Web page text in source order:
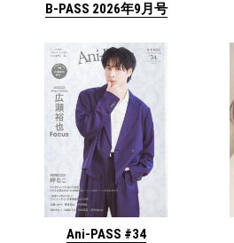
B-PASS 2026年9月号
Ani-PASS #34